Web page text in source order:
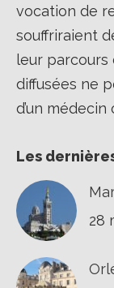
vocation de
souffriraient
leur parcours
diffusées ne
d’un médecin
Les
28